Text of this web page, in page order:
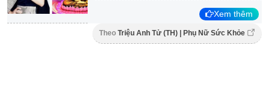
Xem thêm
Theo Triệu Anh Tử (TH) | Phụ Nữ Sức Khỏe